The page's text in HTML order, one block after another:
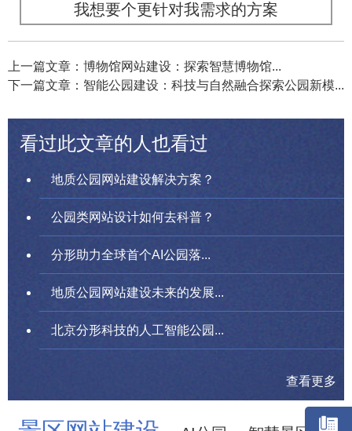
我想要个更针对我需求的方案
上一篇文章：博物馆网站建设：探索智慧博物馆...
下一篇文章：智能公园建设：科技与自然融合探索公园新模...
看过此文章的人也看过
地质公园网站建设解决方案？
公园类网站设计如何去科普？
分形助力全球首个AI公园落...
地质公园网站建设未来的发展...
北京分形科技的人工智能公园...
查看更多